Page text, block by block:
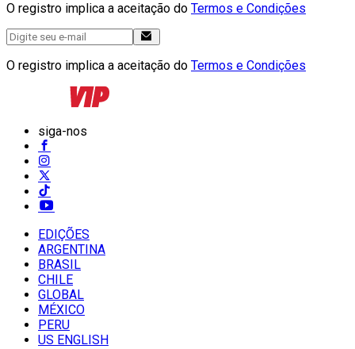
O registro implica a aceitação do Termos e Condições
O registro implica a aceitação do Termos e Condições
siga-nos
EDIÇÕES
ARGENTINA
BRASIL
CHILE
GLOBAL
MÉXICO
PERU
US ENGLISH